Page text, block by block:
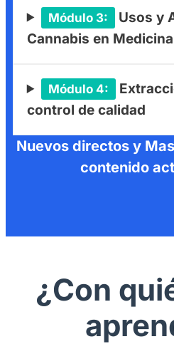
Módulo 3:
Usos y
Cannabis en Medicina
Módulo 4:
control de calidad
Nuevos directos y
contenido
¿Con